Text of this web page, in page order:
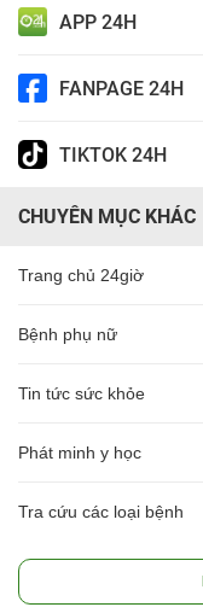
APP 24H
FANPAGE 24H
TIKTOK 24H
CHUYÊN MỤC KHÁC
Trang chủ 24giờ
Bệnh phụ nữ
Tin tức sức khỏe
Phát minh y học
Tra cứu các loại bệnh